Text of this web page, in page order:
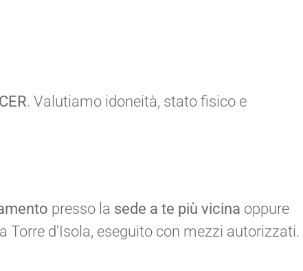
. Valutiamo idoneità, stato fisico e
presso la sede a te più vicina oppure
a Torre d'Isola, eseguito con mezzi autorizzati.